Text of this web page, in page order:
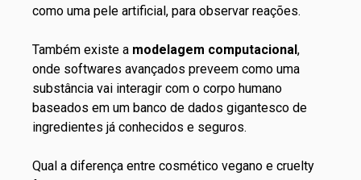
como uma pele artificial, para observar reações.
Também existe a modelagem computacional,
onde softwares avançados preveem como uma
substância vai interagir com o corpo humano
baseados em um banco de dados gigantesco de
ingredientes já conhecidos e seguros.
Qual a diferença entre cosmético vegano e cruelty